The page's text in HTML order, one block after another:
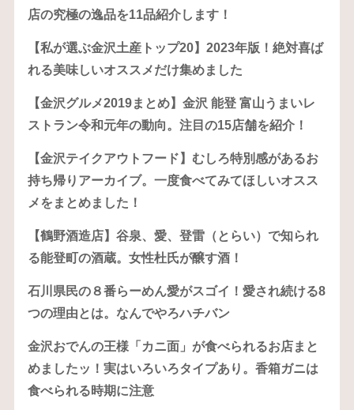
店の究極の逸品を11品紹介します！
【私が選ぶ金沢土産トップ20】2023年版！絶対喜ば
れる美味しいオススメだけ集めました
【金沢グルメ2019まとめ】金沢 能登 富山うまいレ
ストラン令和元年の動向。注目の15店舗を紹介！
【金沢テイクアウトフード】むしろ特別感があるお
持ち帰りアーカイブ。一度食べてみてほしいオスス
メをまとめました！
【鶴野酒造店】谷泉、愛、登雷（とらい）で知られ
る能登町の酒蔵。女性杜氏が醸す酒！
石川県民の８番らーめん愛がスゴイ！愛され続ける8
つの理由とは。なんでやろハチバン
金沢おでんの王様「カニ面」が食べられるお店まと
めましたッ！実はいろいろタイプあり。香箱ガニは
食べられる時期に注意